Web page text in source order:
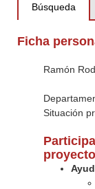
Búsqueda
Ficha
Ramón
Situación